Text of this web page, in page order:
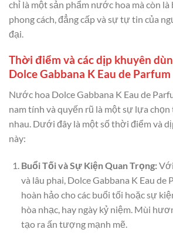
chỉ là một sản phẩm nước hoa mà còn
phong cách, đẳng cấp và sự tự tin của
đại.
Thời điểm và các dịp khuyên
Dolce Gabbana K Eau de
Nước hoa Dolce Gabbana K Eau de
nam tính và quyến rũ là một sự lựa
nhau. Dưới đây là một số thời điểm và
này:
Buổi Tối và Sự Kiện Quan Trọng:Với
và lâu phai, Dolce Gabbana K Eau
hoàn hảo cho các buổi tối hoặc sự
hòa nhạc, hay ngày kỷ niệm. Mùi
tạo ra ấn tượng mạnh mẽ.